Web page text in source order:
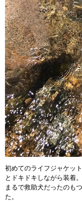
初めてのライフジャケッ
とドキドキしながら装着
まるで救助犬だったのも
た。